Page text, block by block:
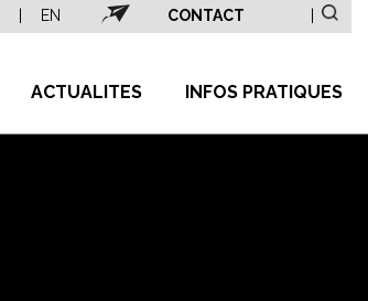
EN CONTACT
ACTUALITES INFOS PRATIQUES